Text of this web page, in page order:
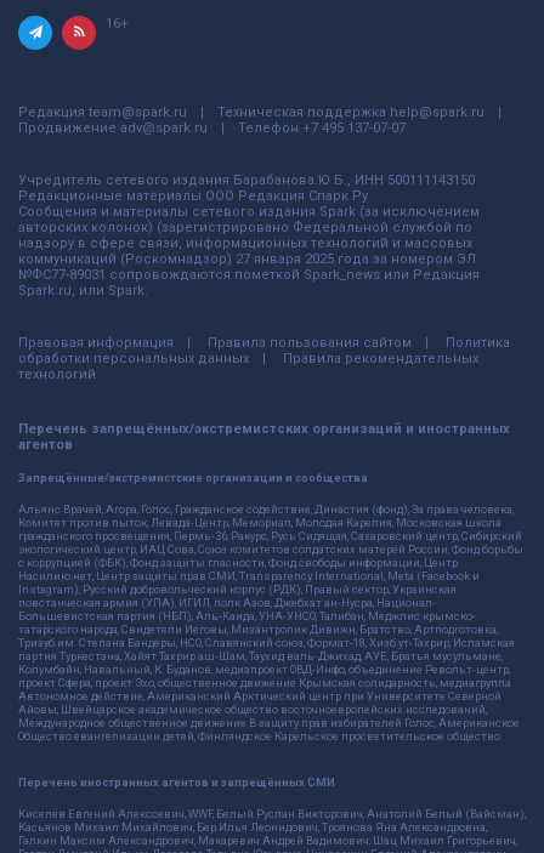
16+
Редакция team@spark.ru Техническая поддержка help@spark.ru
Продвижение adv@spark.ru Телефон +7 495 137-07-07
Учредитель сетевого издания Барабанова.Ю.Б., ИНН 500111143150
Редакционные материалы ООО Редакция Спарк Ру
Сообщения и материалы сетевого издания Spark (за исключением
авторских колонок) (зарегистрировано Федеральной службой по
надзору в сфере связи, информационных технологий и массовых
коммуникаций (Роскомнадзор) 27 января 2025 года за номером ЭЛ
№ФС77-89031 сопровождаются пометкой Spark_news или Редакция
Spark.ru, или Spark.
Правовая информация Правила пользования сайтом
Политика
обработки персональных данных
Правила рекомендательных
технологий
Перечень запрещённых/экстремистских организаций и иностранных
агентов
Запрещённые/экстремистские организации и сообщества
Альянс Врачей, Агора, Голос, Гражданское содействие, Династия (фонд), За права человека,
Комитет против пыток, Левада-Центр, Мемориал, Молодая Карелия, Московская школа
гражданского просвещения, Пермь-36, Ракурс, Русь Сидящая, Сахаровский центр, Сибирский
экологический центр, ИАЦ Сова, Союз комитетов солдатских матерей России, Фонд борьбы
с коррупцией (ФБК), Фонд защиты гласности, Фонд свободы информации, Центр
Насилию.нет, Центр защиты прав СМИ, Transparency International, Meta (Facebook и
Instagram), Русский добровольческий корпус (РДК), Правый сектор, Украинская
повстанческая армия (УПА), ИГИЛ, полк Азов, Джебхат ан-Нусра, Национал-
Большевистская партия (НБП), Аль-Каида, УНА-УНСО, Талибан, Меджлис крымско-
татарского народа, Свидетели Иеговы, Мизантропик Дивижн, Братство, Артподготовка,
Тризуб им. Степана Бандеры, НСО, Славянский союз, Формат-18, Хизб ут-Тахрир, Исламская
партия Туркестана, Хайят Тахрир аш-Шам, Таухид валь-Джихад, АУЕ, Братья мусульмане,
Колумбайн, Навальный, К. Буданов, медиапроект ОВД-Инфо, объединение Револьт-центр,
проект Сфера, проект Эхо, общественное движение Крымская солидарность, медиагруппа
Автономное действие, Американский Арктический центр при Университете Северной
Айовы, Швейцарское академическое общество восточноевропейских исследований,
Международное общественное движение В защиту прав избирателей Голос, Американское
Общество евангелизации детей, Финляндское Карельское просветительское общество.
Перечень иностранных агентов и запрещённых СМИ
Киселёв Евгений Алекссевич, WWF, Белый Руслан Викторович, Анатолий Белый (Вайсман),
Касьянов Михаил Михайлович, Бер Илья Леонидович, Троянова Яна Александровна,
Галкин Максим Александрович, Макаревич Андрей Вадимович, Шац Михаил Григорьевич,